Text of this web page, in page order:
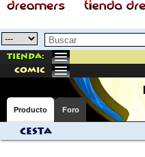
Tienda:
comic
Producto Foro
Cesta